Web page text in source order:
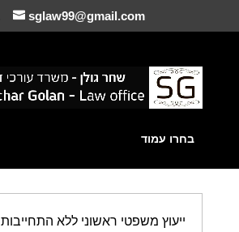
sglaw99@gmail.com
בחרו עמוד
ייעוץ משפטי ראשוני ללא התחייבות